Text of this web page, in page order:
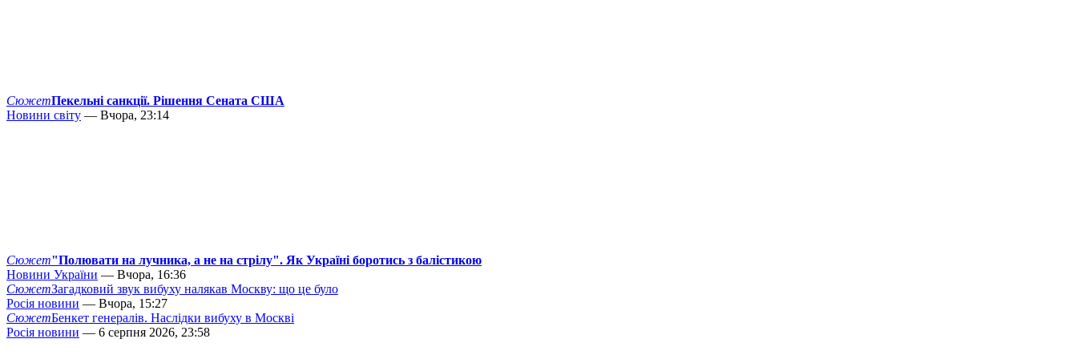
СюжетПекельні санкції. Рішення Сената США
Новини світу — Вчора, 23:14
Сюжет"Полювати на лучника, а не на стрілу". Як Україні боротись з балістикою
Новини України — Вчора, 16:36
СюжетЗагадковий звук вибуху налякав Москву: що це було
Росія новини — Вчора, 15:27
СюжетБенкет генералів. Наслідки вибуху в Москві
Росія новини — 6 серпня 2026, 23:58